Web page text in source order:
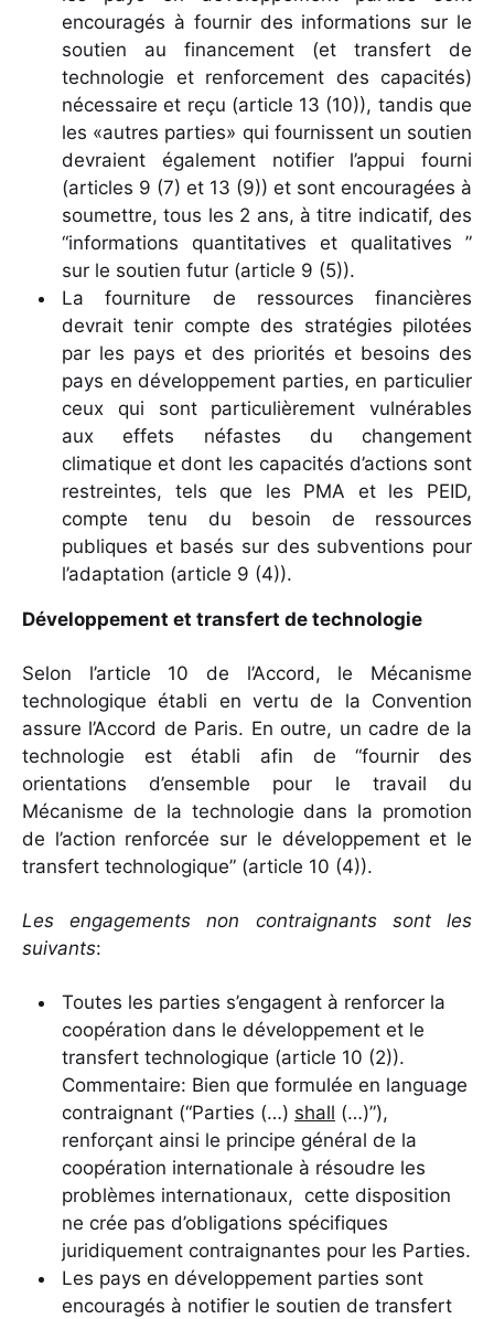
encouragés à fournir des informations sur le
soutien au financement (et transfert de
technologie et renforcement des capacités)
nécessaire et reçu (article 13 (10)), tandis que
les «autres parties» qui fournissent un soutien
devraient également notifier l’appui fourni
(articles 9 (7) et 13 (9)) et sont encouragées à
soumettre, tous les 2 ans, à titre indicatif, des
“informations quantitatives et qualitatives ”
sur le soutien futur (article 9 (5)).
La fourniture de ressources financières
devrait tenir compte des stratégies pilotées
par les pays et des priorités et besoins des
pays en développement parties, en particulier
ceux qui sont particulièrement vulnérables
aux effets néfastes du changement
climatique et dont les capacités d’actions sont
restreintes, tels que les PMA et les PEID,
compte tenu du besoin de ressources
publiques et basés sur des subventions pour
l’adaptation (article 9 (4)).
Développement et transfert de technologie
Selon l’article 10 de l’Accord, le Mécanisme
technologique établi en vertu de la Convention
assure l’Accord de Paris. En outre, un cadre de la
technologie est établi afin de “fournir des
orientations d’ensemble pour le travail du
Mécanisme de la technologie dans la promotion
de l’action renforcée sur le développement et le
transfert technologique” (article 10 (4)).
Les engagements non contraignants sont les
suivants:
Toutes les parties s’engagent à renforcer la
coopération dans le développement et le
transfert technologique (article 10 (2)).
Commentaire: Bien que formulée en language
contraignant (“Parties (…) shall (…)”),
renforçant ainsi le principe général de la
coopération internationale à résoudre les
problèmes internationaux, cette disposition
ne crée pas d’obligations spécifiques
juridiquement contraignantes pour les Parties.
Les pays en développement parties sont
encouragés à notifier le soutien de transfert